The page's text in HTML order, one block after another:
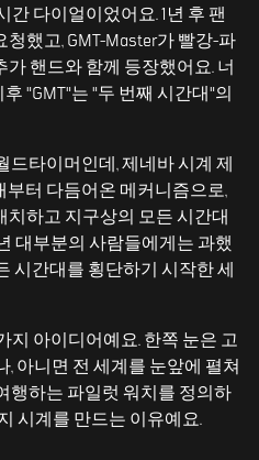
간 다이얼이었어요. 1년 후 팬
했고, GMT-Master가 빨강-파
핸드와 함께 등장했어요. 너
"GMT"는 "두 번째 시간대"의
드타이머인데, 제네바 시계 제
부터 다듬어온 메커니즘으로,
치하고 지구상의 모든 시간대
대부분의 사람들에게는 과했
시간대를 횡단하기 시작한 세
지 아이디어예요. 한쪽 눈은 고
, 아니면 전 세계를 눈앞에 펼쳐
행하는 파일럿 워치를 정의하
시계를 만드는 이유예요.